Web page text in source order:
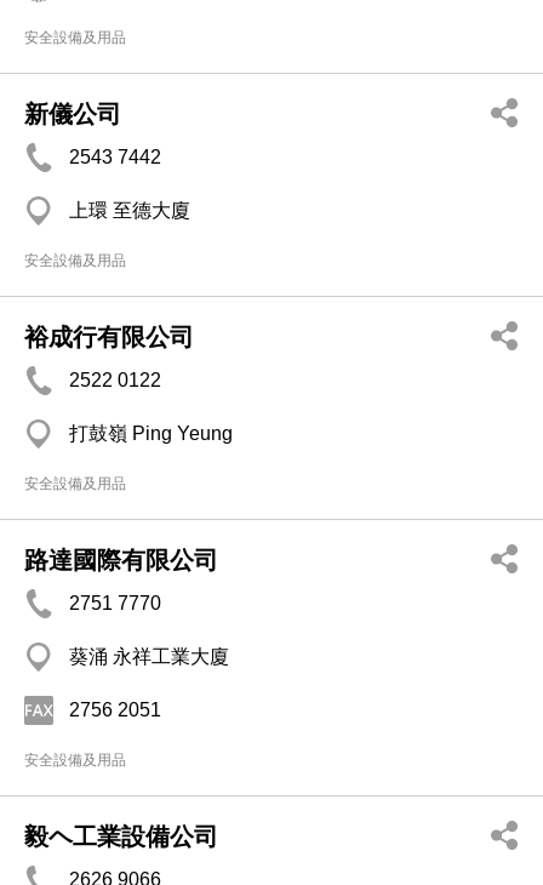
安全設備及用品
新儀公司
2543 7442
上環 至德大廈
安全設備及用品
裕成行有限公司
2522 0122
打鼓嶺 Ping Yeung
安全設備及用品
路達國際有限公司
2751 7770
葵涌 永祥工業大廈
2756 2051
安全設備及用品
毅ヘ工業設備公司
2626 9066